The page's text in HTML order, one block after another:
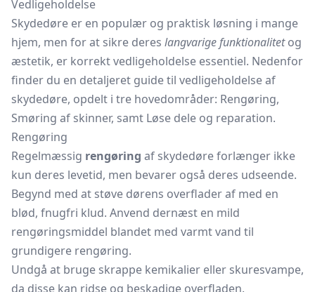
Vedligeholdelse
Skydedøre er en populær og praktisk løsning i mange
hjem, men for at sikre deres langvarige funktionalitetog
æstetik, er korrekt vedligeholdelse essentiel. Nedenfor
finder du en detaljeret guide til vedligeholdelse af
skydedøre, opdelt i tre hovedområder: Rengøring,
Smøring af skinner, samt Løse dele og reparation.
Rengøring
Regelmæssig rengøring af skydedøre forlænger ikke
kun deres levetid, men bevarer også deres udseende.
Begynd med at støve dørens overflader af med en
blød, fnugfri klud. Anvend dernæst en mild
rengøringsmiddel blandet med varmt vand til
grundigere rengøring.
Undgå at bruge skrappe kemikalier eller skuresvampe,
da disse kan ridse og beskadige overfladen.